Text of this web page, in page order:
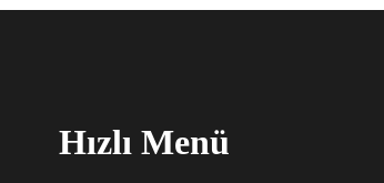
Hızlı Menü